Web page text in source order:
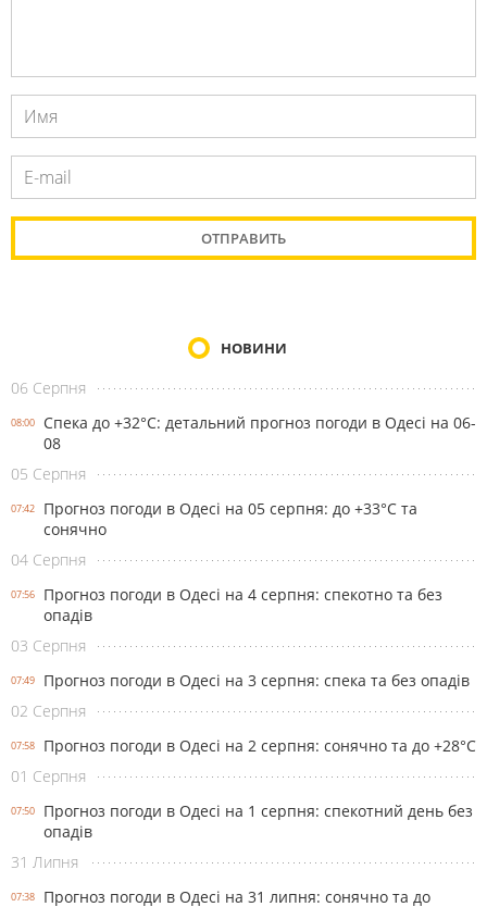
НОВИНИ
06 Серпня
08:00
Спека до +32°С: детальний прогноз погоди в Одесі на 06-
08
05 Серпня
07:42
Прогноз погоди в Одесі на 05 серпня: до +33°С та
сонячно
04 Серпня
07:56
Прогноз погоди в Одесі на 4 серпня: спекотно та без
опадів
03 Серпня
07:49
Прогноз погоди в Одесі на 3 серпня: спека та без опадів
02 Серпня
07:58
Прогноз погоди в Одесі на 2 серпня: сонячно та до +28°С
01 Серпня
07:50
Прогноз погоди в Одесі на 1 серпня: спекотний день без
опадів
31 Липня
07:38
Прогноз погоди в Одесі на 31 липня: сонячно та до